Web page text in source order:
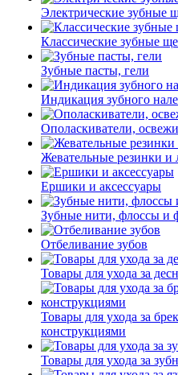
Электрические зубные
Классические зубные
Зубные пасты, гели
Индикация зубного
Ополаскиватели,
Жевательные резинки и
Ершики и аксессуары
Зубные нити, флоссы и
Отбеливание зубов
Товары для ухода за
Товары для ухода за
конструкциями
Товары для ухода за